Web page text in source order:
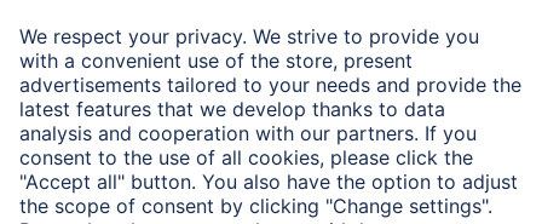
Wymiary i waga
Długość kabla 0,45 cm
Zastosowanie